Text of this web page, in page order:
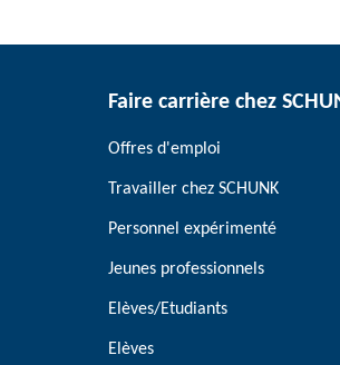
Faire carrière chez
Offres d'emploi
Travailler chez SCHUNK
Personnel expérimenté
Jeunes professionnels
Elèves/Etudiants
Elèves